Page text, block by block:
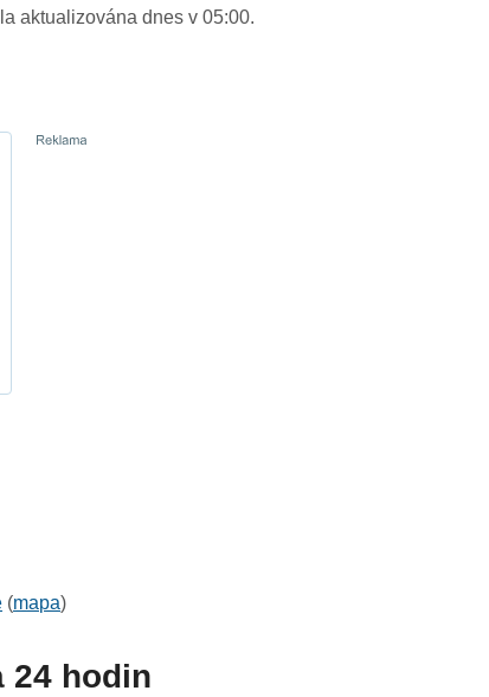
aktualizována dnes v 05:00.
(mapa)
24 hodin